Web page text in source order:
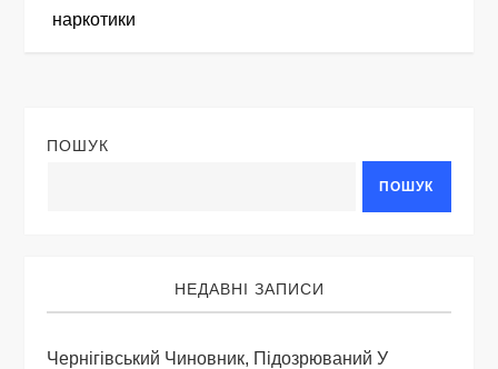
і
а
з
наркотики
ПОШУК
ПОШУК
НЕДАВНІ ЗАПИСИ
Чернігівський Чиновник, Підозрюваний У